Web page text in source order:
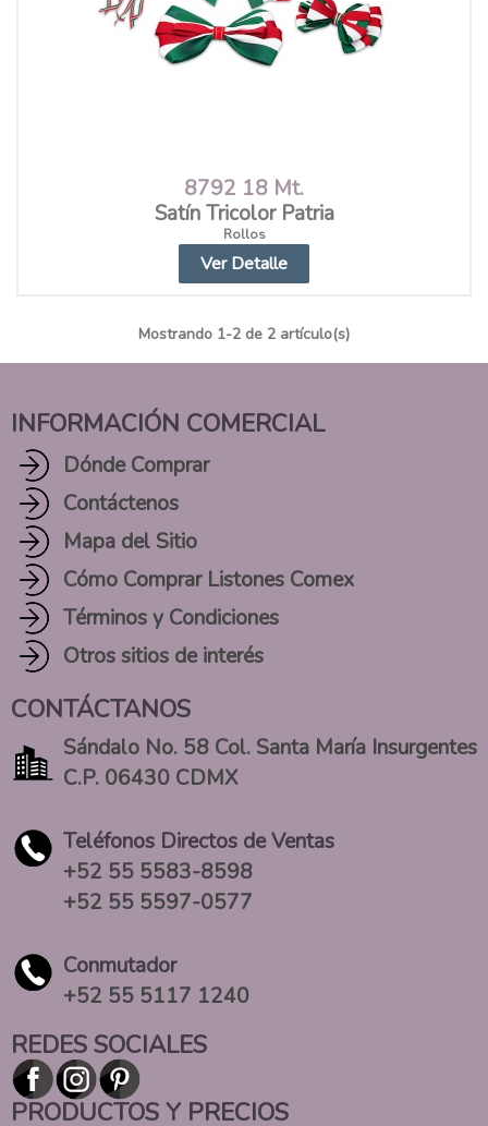
8792 18 Mt.
Satín Tricolor Patria
Rollos
Ver Detalle
Mostrando 1-2 de 2 artículo(s)
INFORMACIÓN COMERCIAL
Dónde Comprar
Contáctenos
Mapa del Sitio
Cómo Comprar Listones Comex
Términos y Condiciones
Otros sitios de interés
CONTÁCTANOS
Sándalo No. 58 Col. Santa María Insurgentes
C.P. 06430 CDMX
Teléfonos Directos de Ventas
+52 55 5583-8598
+52 55 5597-0577
Conmutador
+52 55 5117 1240
REDES SOCIALES
PRODUCTOS Y PRECIOS